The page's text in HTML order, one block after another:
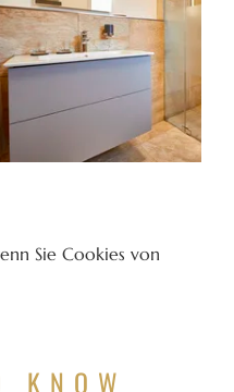
Sie Cookies von
KNOW